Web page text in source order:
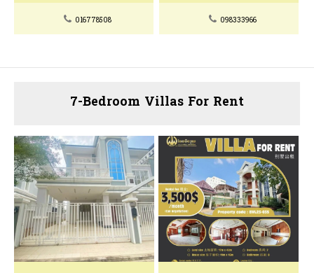
016778508 098333966
7-Bedroom Villas For Rent